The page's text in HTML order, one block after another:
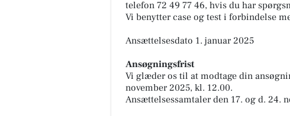
telefon 72 49 77 46, hvis du har
Vi benytter case og test i forbindelse
Ansættelsesdato 1. januar 2025
Ansøgningsfrist
Vi glæder os til at modtage din
november 2025, kl. 12.00.
Ansættelsessamtaler den 17. og d. 24.